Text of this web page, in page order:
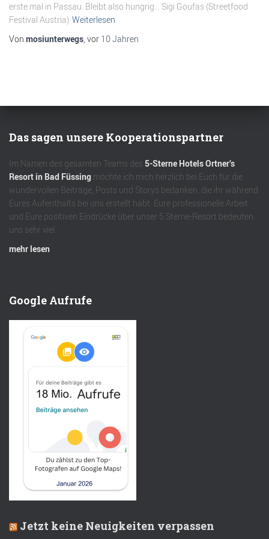
erste mal in Passau. Bleibt also hungrig… Sigi Goufas (Streetfood
Festival Austria) Weiterlesen
Von mosiunterwegs, vor 10 Jahren
Das sagen unsere Kooperationspartner
Im Namen des gesamten Teams des 5-Sterne Hotels Ortner’s
Resort in Bad Füssing möchte ich mich herzlich bei Euch für die
wundervollen Beiträge, Posts und Storys bedanken, die ihr während
Eures Aufenthalts bei uns erstellt habt. Eure professionelle Arbeit
und Eure positiven Eindrücke über unser 5 Sterne-Resort bedeuten
uns sehr viel.
mehr lesen
Google Aufrufe
Jetzt keine Neuigkeiten verpassen